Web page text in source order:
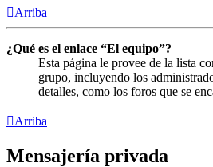
Arriba
¿Qué es el enlace “El equipo”?
Esta página le provee de la lista
grupo, incluyendo los
detalles, como los foros que se
Arriba
Mensajería privada